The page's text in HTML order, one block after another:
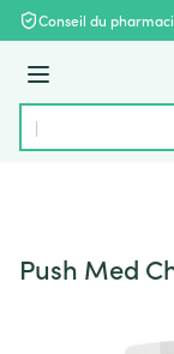
Aller au contenu
Conseil du
Menu
Rechercher
Push Med